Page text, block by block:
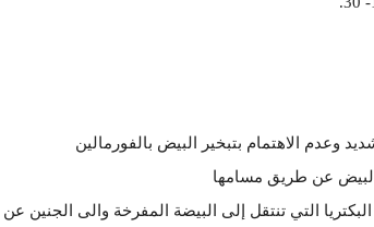
وعدم الاهتمام بتبخير البيض بالفورمالين
عن طريق مسامها
التي تنتقل إلى البيضة المفرخة والى الجنين عن